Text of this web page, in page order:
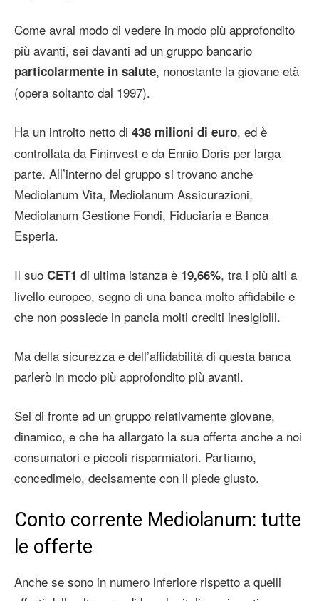
Come avrai modo di vedere in modo più approfondito
più avanti, sei davanti ad un gruppo bancario
particolarmente in salute, nonostante la giovane età
(opera soltanto dal 1997).
Ha un introito netto di 438 milioni di euro, ed è
controllata da Fininvest e da Ennio Doris per larga
parte. All’interno del gruppo si trovano anche
Mediolanum Vita, Mediolanum Assicurazioni,
Mediolanum Gestione Fondi, Fiduciaria e Banca
Esperia.
Il suo CET1 di ultima istanza è 19,66%, tra i più alti a
livello europeo, segno di una banca molto affidabile e
che non possiede in pancia molti crediti inesigibili.
Ma della sicurezza e dell’affidabilità di questa banca
parlerò in modo più approfondito più avanti.
Sei di fronte ad un gruppo relativamente giovane,
dinamico, e che ha allargato la sua offerta anche a noi
consumatori e piccoli risparmiatori. Partiamo,
concedimelo, decisamente con il piede giusto.
Conto corrente Mediolanum: tutte
le offerte
Anche se sono in numero inferiore rispetto a quelli